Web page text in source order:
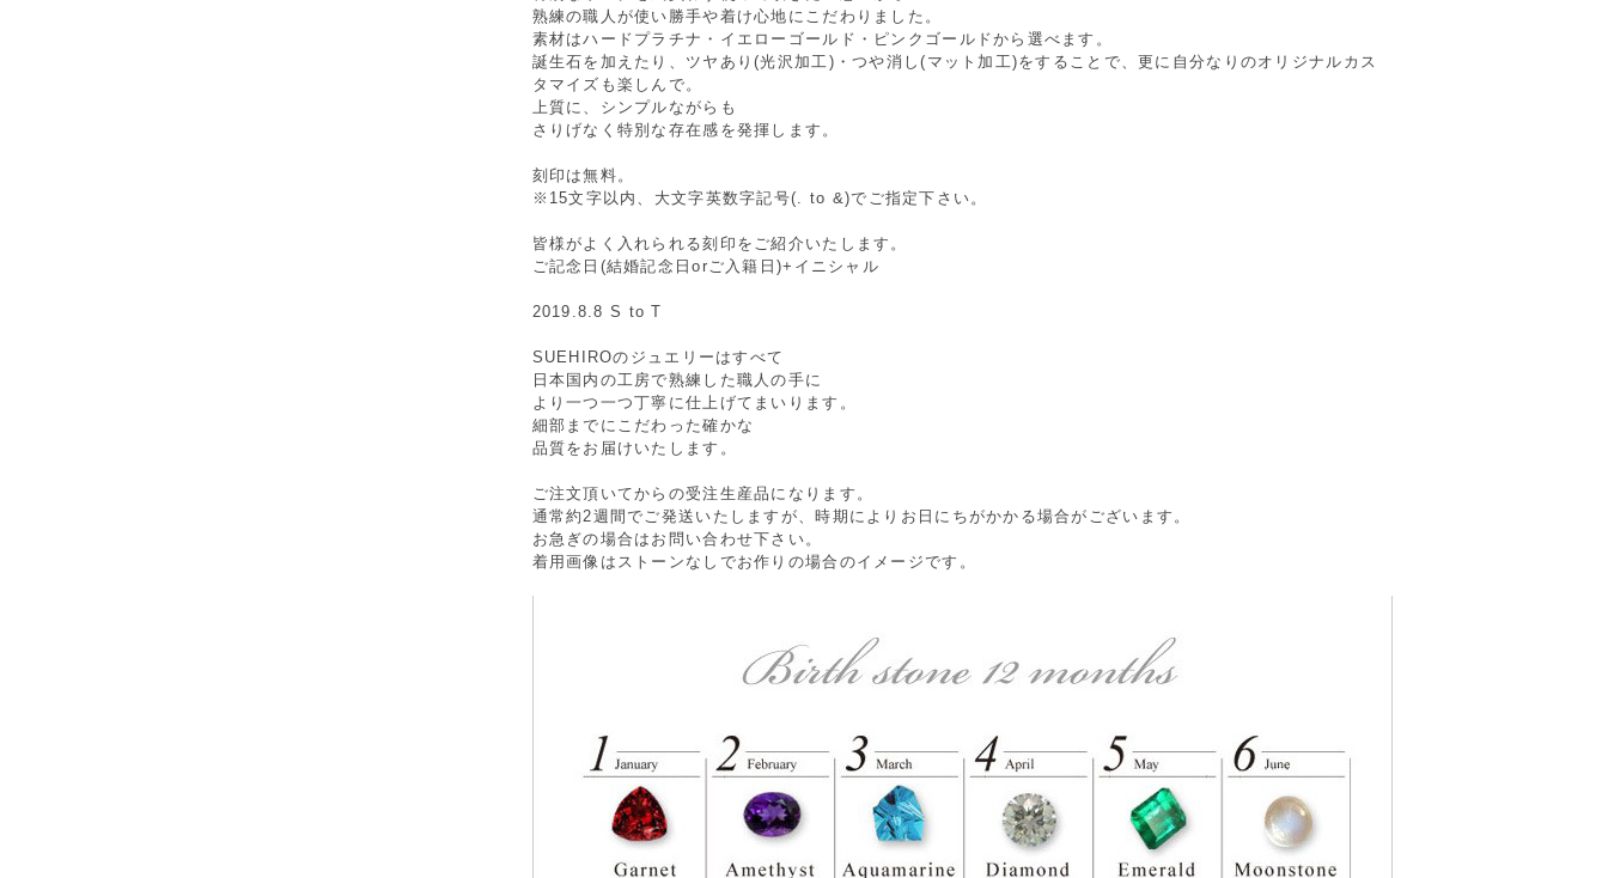
熟練の職人が使い勝手や着け心地にこだわりました。
素材はハードプラチナ・イエローゴールド・ピンクゴールドから選べます。
誕生石を加えたり、ツヤあり(光沢加工)・つや消し(マット加工)をすることで、更に自分なりのオリジナルカス
タマイズも楽しんで。
上質に、シンプルながらも
さりげなく特別な存在感を発揮します。
刻印は無料。
※15文字以内、大文字英数字記号(. to &)でご指定下さい。
皆様がよく入れられる刻印をご紹介いたします。
ご記念日(結婚記念日orご入籍日)+イニシャル
2019.8.8 S to T
SUEHIROのジュエリーはすべて
日本国内の工房で熟練した職人の手に
より一つ一つ丁寧に仕上げてまいります。
細部までにこだわった確かな
品質をお届けいたします。
ご注文頂いてからの受注生産品になります。
通常約2週間でご発送いたしますが、時期によりお日にちがかかる場合がございます。
お急ぎの場合はお問い合わせ下さい。
着用画像はストーンなしでお作りの場合のイメージです。